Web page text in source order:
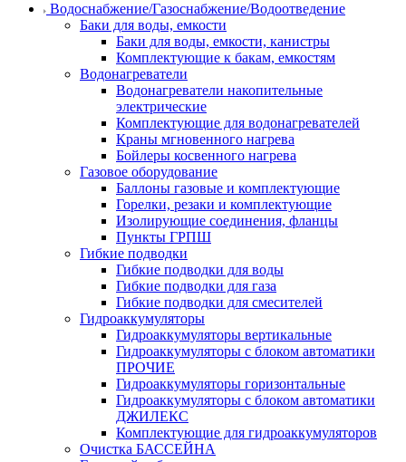
Водоснабжение/Газоснабжение/Водоотведение
Баки для воды, емкости
Баки для воды, емкости, канистры
Комплектующие к бакам, емкостям
Водонагреватели
Водонагреватели накопительные
электрические
Комплектующие для водонагревателей
Краны мгновенного нагрева
Бойлеры косвенного нагрева
Газовое оборудование
Баллоны газовые и комплектующие
Горелки, резаки и комплектующие
Изолирующие соединения, фланцы
Пункты ГРПШ
Гибкие подводки
Гибкие подводки для воды
Гибкие подводки для газа
Гибкие подводки для смесителей
Гидроаккумуляторы
Гидроаккумуляторы вертикальные
Гидроаккумуляторы с блоком автоматики
ПРОЧИЕ
Гидроаккумуляторы горизонтальные
Гидроаккумуляторы с блоком автоматики
ДЖИЛЕКС
Комплектующие для гидроаккумуляторов
Очистка БАССЕЙНА